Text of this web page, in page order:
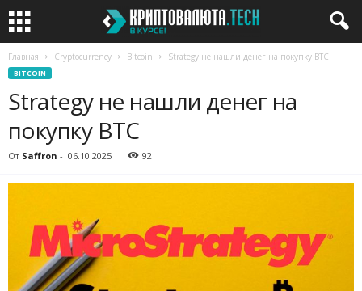
Главная Cryptocurrency Bitcoin Strategy не нашли денег на покупку BTC
BITCOIN
Strategy не нашли денег на
покупку BTC
От Saffron - 06.10.2025 92